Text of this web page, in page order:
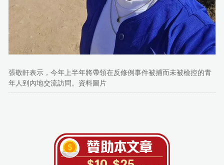
張敬軒表示，今年上半年將帶領在反修例事件被捕而未被檢控的青
年人到內地交流訪問。資料圖片